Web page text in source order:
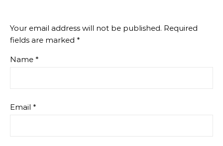
Your email address will not be published. Required
fields are marked *
Name *
Email *